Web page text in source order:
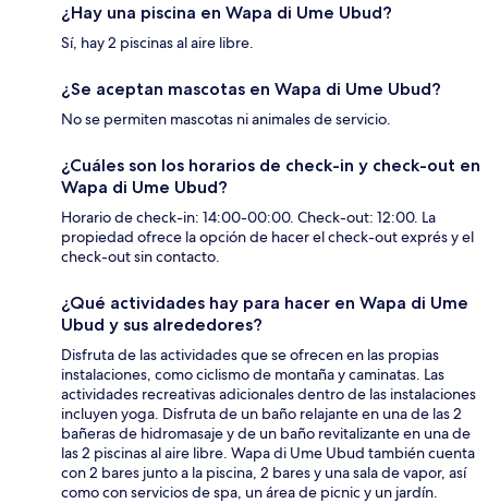
¿Hay una piscina en Wapa di Ume Ubud?
Sí, hay 2 piscinas al aire libre.
¿Se aceptan mascotas en Wapa di Ume Ubud?
No se permiten mascotas ni animales de servicio.
¿Cuáles son los horarios de check-in y check-out en
Wapa di Ume Ubud?
Horario de check-in: 14:00-00:00. Check-out: 12:00. La
propiedad ofrece la opción de hacer el check-out exprés y el
check-out sin contacto.
¿Qué actividades hay para hacer en Wapa di Ume
Ubud y sus alrededores?
Disfruta de las actividades que se ofrecen en las propias
instalaciones, como ciclismo de montaña y caminatas. Las
actividades recreativas adicionales dentro de las instalaciones
incluyen yoga. Disfruta de un baño relajante en una de las 2
bañeras de hidromasaje y de un baño revitalizante en una de
las 2 piscinas al aire libre. Wapa di Ume Ubud también cuenta
con 2 bares junto a la piscina, 2 bares y una sala de vapor, así
como con servicios de spa, un área de picnic y un jardín.